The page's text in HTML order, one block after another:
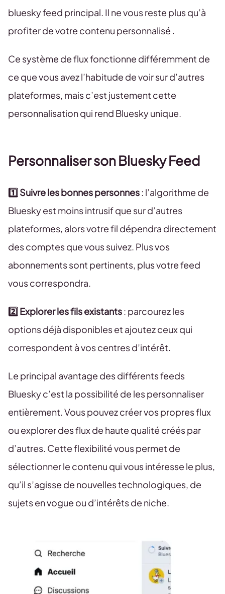
bluesky feed principal. Il ne vous reste plus qu’à
profiter de votre contenu personnalisé .
Ce système de flux fonctionne différemment de
ce que vous avez l’habitude de voir sur d’autres
plateformes, mais c’est justement cette
personnalisation qui rend Bluesky unique.
Personnaliser son Bluesky Feed
1️⃣ Suivre les bonnes personnes: l’algorithme de
Bluesky est moins intrusif que sur d’autres
plateformes, alors votre fil dépendra directement
des comptes que vous suivez. Plus vos
abonnements sont pertinents, plus votre feed
vous correspondra.
2️⃣ Explorer les fils existants: parcourez les
options déjà disponibles et ajoutez ceux qui
correspondent à vos centres d’intérêt.
Le principal avantage des différents feeds
Bluesky c’est la possibilité de les personnaliser
entièrement. Vous pouvez créer vos propres flux
ou explorer des flux de haute qualité créés par
d’autres. Cette flexibilité vous permet de
sélectionner le contenu qui vous intéresse le plus,
qu’il s’agisse de nouvelles technologiques, de
sujets en vogue ou d’intérêts de niche.